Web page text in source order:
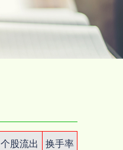
个股流出
换手率